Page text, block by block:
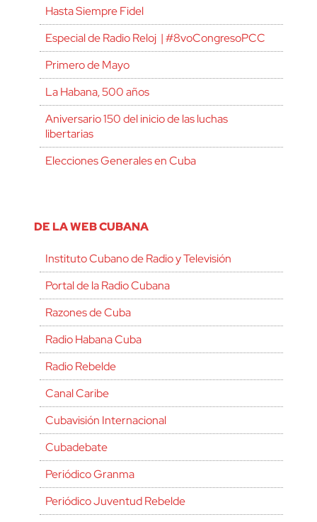
Hasta Siempre Fidel
Especial de Radio Reloj | #8voCongresoPCC
Primero de Mayo
La Habana, 500 años
Aniversario 150 del inicio de las luchas
libertarias
Elecciones Generales en Cuba
DE LA WEB CUBANA
Instituto Cubano de Radio y Televisión
Portal de la Radio Cubana
Razones de Cuba
Radio Habana Cuba
Radio Rebelde
Canal Caribe
Cubavisión Internacional
Cubadebate
Periódico Granma
Periódico Juventud Rebelde